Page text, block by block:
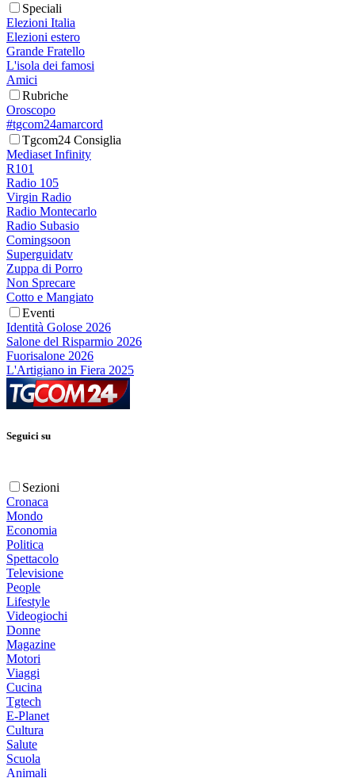
Speciali
Elezioni Italia
Elezioni estero
Grande Fratello
L'isola dei famosi
Amici
Rubriche
Oroscopo
#tgcom24amarcord
Tgcom24 Consiglia
Mediaset Infinity
R101
Radio 105
Virgin Radio
Radio Montecarlo
Radio Subasio
Comingsoon
Superguidatv
Zuppa di Porro
Non Sprecare
Cotto e Mangiato
Eventi
Identità Golose 2026
Salone del Risparmio 2026
Fuorisalone 2026
L'Artigiano in Fiera 2025
Seguici su
Sezioni
Cronaca
Mondo
Economia
Politica
Spettacolo
Televisione
People
Lifestyle
Videogiochi
Donne
Magazine
Motori
Viaggi
Cucina
Tgtech
E-Planet
Cultura
Salute
Scuola
Animali